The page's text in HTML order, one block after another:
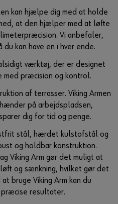
kan hjælpe dig med at holde
at den hjælper med at løfte
Vi anbefaler,
kan have en i hver ende.
værktøj, der er designet
præcision og kontrol.
af terrasser. Viking Armen
på arbejdspladsen,
dig for tid og penge.​
stål, hærdet kulstofstål og
og holdbar konstruktion.
Viking Arm gør det muligt at
og sænkning, hvilket gør det
bruge Viking Arm kan du
resultater.